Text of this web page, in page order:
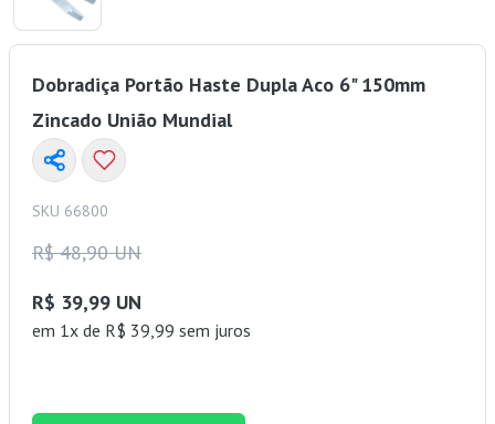
Dobradiça Portão Haste Dupla Aco 6" 150mm
Zincado União Mundial
SKU 66800
R$ 48,90 UN
R$ 39,99 UN
em 1x de R$ 39,99 sem juros